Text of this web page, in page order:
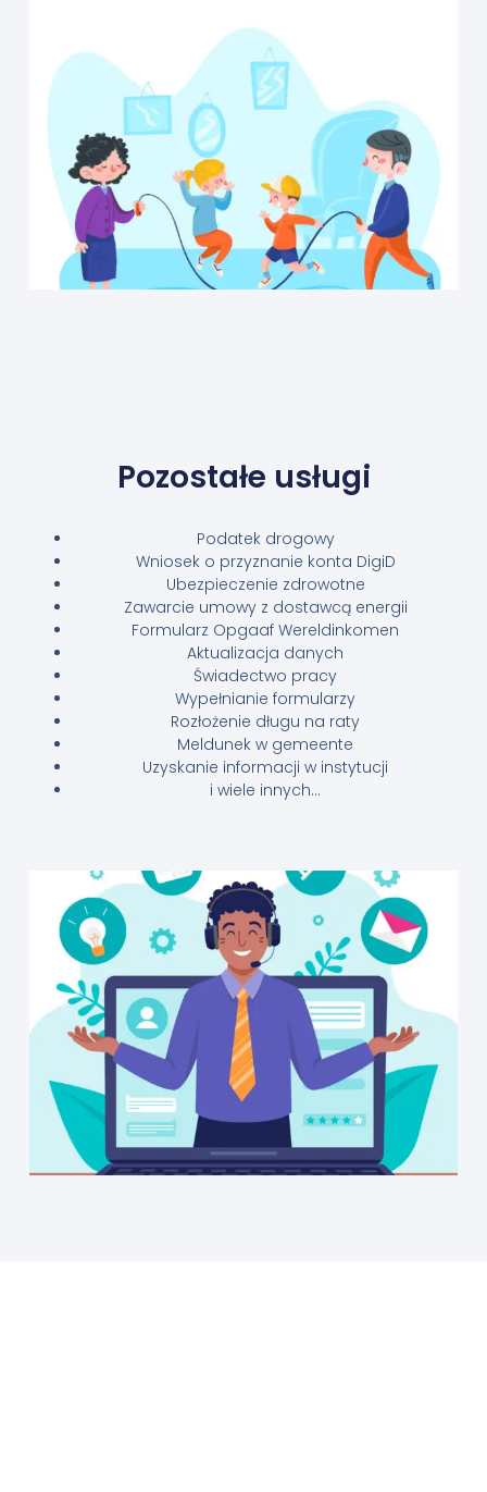
Pozostałe usługi
Podatek drogowy
Wniosek o przyznanie konta DigiD
Ubezpieczenie zdrowotne
Zawarcie umowy z dostawcą energii
Formularz Opgaaf Wereldinkomen
Aktualizacja danych
Świadectwo pracy
Wypełnianie formularzy
Rozłożenie długu na raty
Meldunek w gemeente
Uzyskanie informacji w instytucji
i wiele innych…